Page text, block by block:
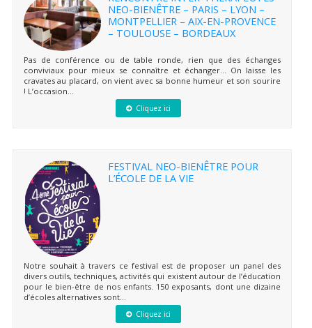
NEO-BIENÊTRE – PARIS – LYON –
MONTPELLIER – AIX-EN-PROVENCE
– TOULOUSE – BORDEAUX
Pas de conférence ou de table ronde, rien que des échanges
conviviaux pour mieux se connaître et échanger… On laisse les
cravates au placard, on vient avec sa bonne humeur et son sourire
! L’occasion...
Cliquez ici
FESTIVAL NEO-BIENÊTRE POUR
L’ÉCOLE DE LA VIE
Notre souhait à travers ce festival est de proposer un panel des
divers outils, techniques, activités qui existent autour de l’éducation
pour le bien-être de nos enfants. 150 exposants, dont une dizaine
d’écoles alternatives sont...
Cliquez ici